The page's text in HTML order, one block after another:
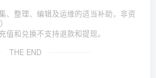
、整理、编辑及运维的适当补助，非资
值和兑换不支持退款和提现。
THE END